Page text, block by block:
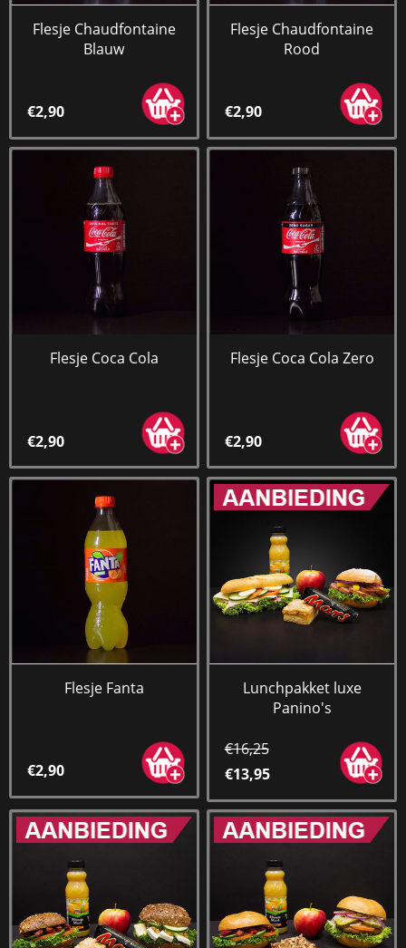
Flesje Chaudfontaine
Blauw
€2,90
Flesje Chaudfontaine
Rood
€2,90
Flesje Coca Cola
€2,90
Flesje Coca Cola Zero
€2,90
Flesje Fanta
€2,90
Lunchpakket luxe
Panino's
€16,25
€13,95